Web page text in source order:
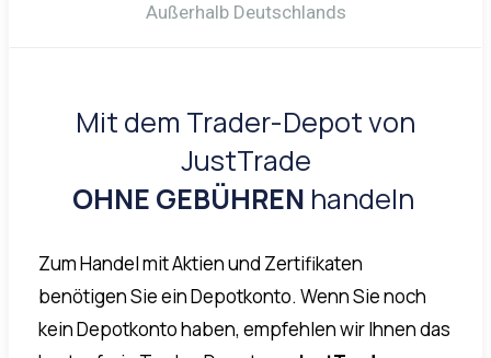
Außerhalb Deutschlands
Mit dem Trader-Depot von
JustTrade
OHNE GEBÜHREN handeln
Zum Handel mit Aktien und Zertifikaten
benötigen Sie ein Depotkonto. Wenn Sie noch
kein Depotkonto haben, empfehlen wir Ihnen das